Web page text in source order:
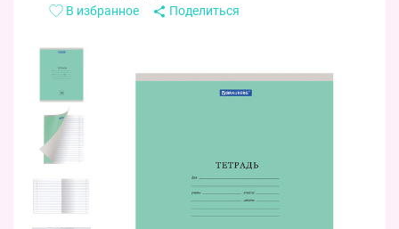
В избранное
Поделиться